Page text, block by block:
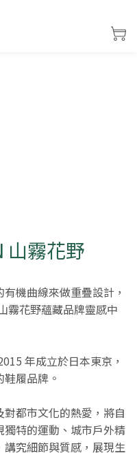
山霧花野
機曲線來做重疊設計，
霧花野蘊藏品牌靈感中
年成立於日本東京，
履品牌。
都市文化的熱愛，將自
特的運動、城市戶外精
究細節與質感，展現生